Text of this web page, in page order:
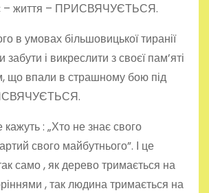
– життя – ПРИСВЯЧУЄТЬСЯ.
в умовах більшовицької тиранії
і викреслити з своєї пам’яті
що впали в страшному бою під
: „Хто не знає свого
свого майбутнього”. І це
само , як дерево тримається на
, так людина тримається на